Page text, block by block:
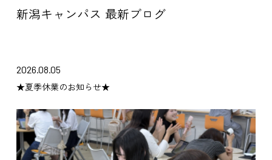
新潟キャンパス 最新ブログ
2026.08.05
★夏季休業のお知らせ★